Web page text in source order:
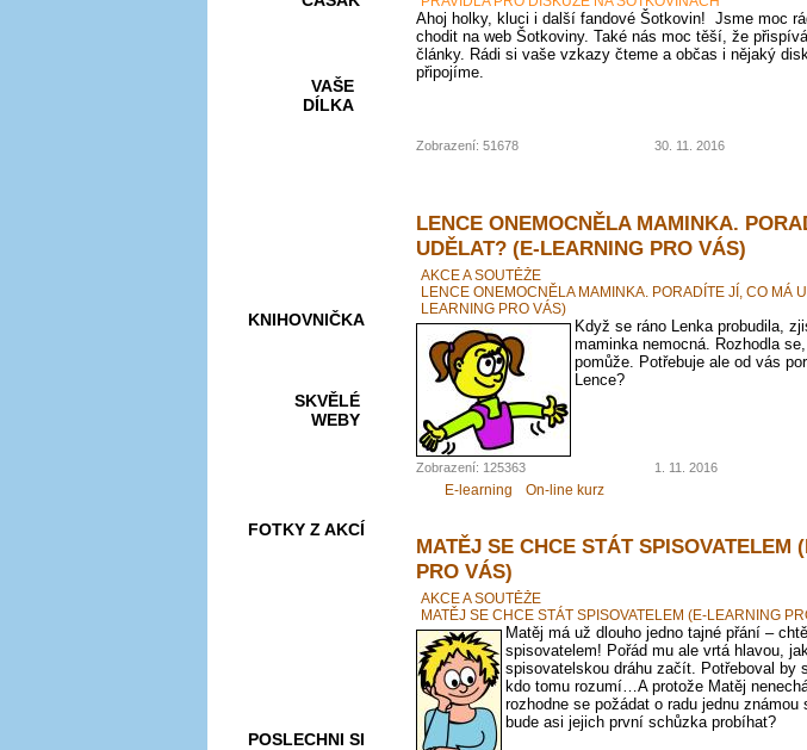
VAŠE
DÍLKA
KNIHOVNIČKA
SKVĚLÉ
WEBY
FOTKY Z AKCÍ
POSLECHNI SI
Ahoj holky, kluci i další fandové Šotkovin! Jsme moc
chodit na web Šotkoviny. Také nás moc těší, že
články. Rádi si vaše vzkazy čteme a občas i nějaký
připojíme.
Zobrazení: 51678 30. 11. 2016
LENCE ONEMOCNĚLA MAMINKA.
UDĚLAT? (E-LEARNING PRO VÁS)
AKCE A SOUTĚŽE
LENCE ONEMOCNĚLA MAMINKA. PORADÍTE JÍ, CO MÁ
LEARNING PRO VÁS)
Když se ráno Lenka probudila,
maminka nemocná. Rozhodla
pomůže. Potřebuje ale od vás
Lence?
Zobrazení: 125363 1. 11. 2016
E-learning On-line kurz
MATĚJ SE CHCE STÁT SPISOVATELEM
PRO VÁS)
AKCE A SOUTĚŽE
MATĚJ SE CHCE STÁT SPISOVATELEM (E-LEARNING
Matěj má už dlouho jedno tajné přání –
spisovatelem! Pořád mu ale vrtá hlavou,
spisovatelskou dráhu začít. Potřeboval by
kdo tomu rozumí…A protože Matěj
rozhodne se požádat o radu jednu známou
bude asi jejich první schůzka probíhat?